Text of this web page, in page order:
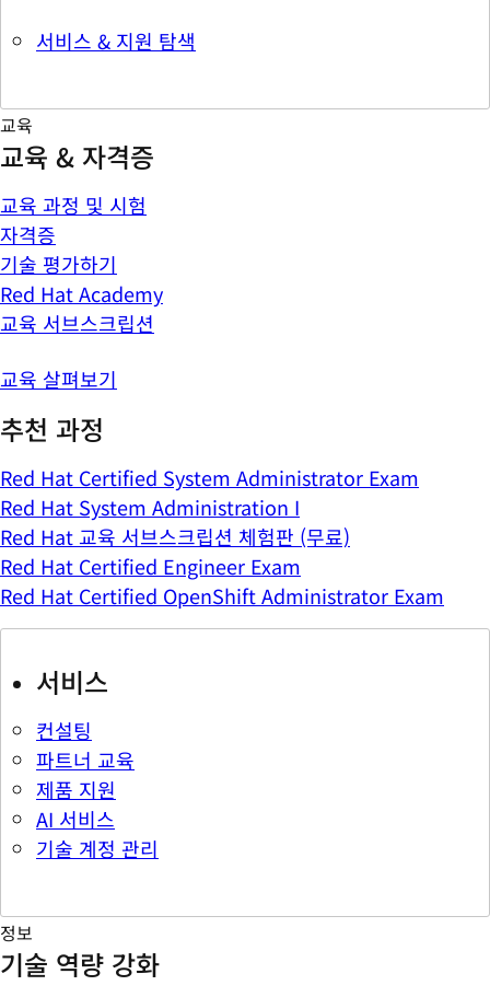
서비스 & 지원 탐색
교육
교육 & 자격증
교육 과정 및 시험
자격증
기술 평가하기
Red Hat Academy
교육 서브스크립션
교육 살펴보기
추천 과정
Red Hat Certified System Administrator Exam
Red Hat System Administration I
Red Hat 교육 서브스크립션 체험판 (무료)
Red Hat Certified Engineer Exam
Red Hat Certified OpenShift Administrator Exam
서비스
컨설팅
파트너 교육
제품 지원
AI 서비스
기술 계정 관리
정보
기술 역량 강화